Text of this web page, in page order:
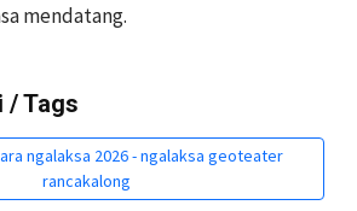
mendatang.
/ Tags
ngalaksa 2026 - ngalaksa geoteater
rancakalong